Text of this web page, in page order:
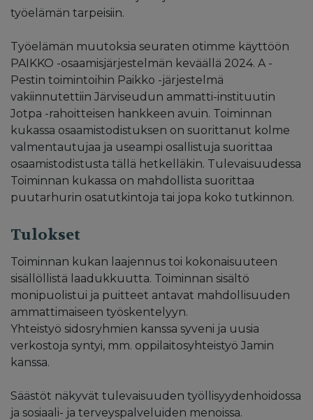
työelämän tarpeisiin.
Työelämän muutoksia seuraten otimme käyttöön
PAIKKO -osaamisjärjestelmän keväällä 2024. A -
Pestin toimintoihin Paikko -järjestelmä
vakiinnutettiin Järviseudun ammatti-instituutin
Jotpa -rahoitteisen hankkeen avuin. Toiminnan
kukassa osaamistodistuksen on suorittanut kolme
valmentautujaa ja useampi osallistuja suorittaa
osaamistodistusta tällä hetkelläkin. Tulevaisuudessa
Toiminnan kukassa on mahdollista suorittaa
puutarhurin osatutkintoja tai jopa koko tutkinnon.
Tulokset
Toiminnan kukan laajennus toi kokonaisuuteen
sisällöllistä laadukkuutta. Toiminnan sisältö
monipuolistui ja puitteet antavat mahdollisuuden
ammattimaiseen työskentelyyn.
Yhteistyö sidosryhmien kanssa syveni ja uusia
verkostoja syntyi, mm. oppilaitosyhteistyö Jamin
kanssa.
Säästöt näkyvät tulevaisuuden työllisyydenhoidossa
ja sosiaali- ja terveyspalveluiden menoissa.